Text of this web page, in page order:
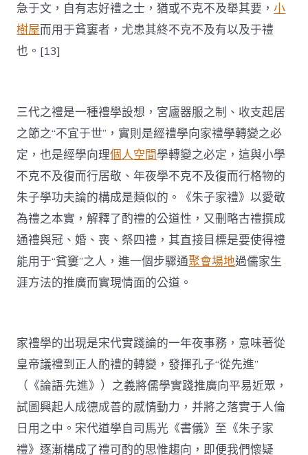
急于文，自有志好禮之士，猶或不克不及舉其要，小
樹屋而用于貧窶者，尤患其終不克不及有以及于禮
也。[13]
三代之禮是一種禮學設想，宮廬器服之制、收支起居
之節之“不宜于世”，實則是經禮學向家禮學轉變之必
定，也是經學向理個人空間學轉變之必定，這與小學
不克不及復而行居敬、年夜學不克不及復而行格物的
朱子學功夫論的構成是類似的。《朱子家禮》以愛敬
為禮之本實，解釋了酌禮的公道性，又刪略古禮撰成
通禮與冠、婚、喪、祭四禮，其直接目標是要使得禮
能用于“貧窶”之人，進一個步驟通聚會場地過儒家生
涯方法的推廣而實現情面的公道。
家禮學的出現是宋代實踐論的一年夜事務，意味著從
皇帝議禮到正人酌禮的轉變，發揮孔子“從先進”
（《論語·先進》）之義將儒學實踐推廣向平易近眾，
試圖興起人成德成善的感情動力，并將之落實于人倫
日用之中。宋代道學自司馬光《書儀》至《朱子家
禮》逐漸構成了禮可酌的思惟趨向，即便我們懷疑